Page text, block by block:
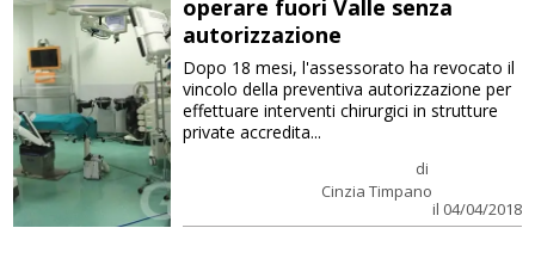
operare fuori Valle senza
autorizzazione
di
Cinzia Timpano
il 04/04/2018
Dopo 18 mesi, l'assessorato ha revocato il
vincolo della preventiva autorizzazione per
effettuare interventi chirurgici in strutture
private accredita...